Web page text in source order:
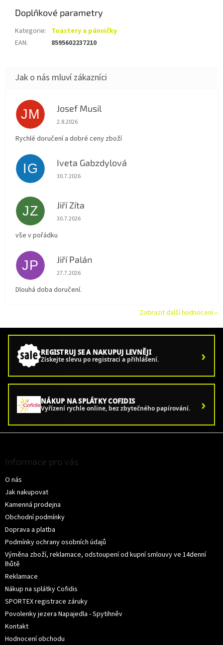
Doplňkové parametry
Kategorie: Toastery a pánvičky
EAN: 8595602237210
JM Josef Musil
Hodnocení obchodu je 5 z 5 hvězdiček.
2.8.2026
Rychlé doručení a dobré ceny zboží
IG Iveta Gabzdylová
Hodnocení obchodu je 5 z 5 hvězdiček.
30.7.2026
JZ Jiří Zíta
Hodnocení obchodu je 5 z 5 hvězdiček.
30.7.2026
vše v pořádku
JP Jiří Palán
Hodnocení obchodu je 5 z 5 hvězdiček.
27.7.2026
Dlouhá doba doručení.
Zobrazit další hodnocení
REGISTRUJ SE A NAKUPUJ LEVNĚJI
Získejte slevu po registraci a přihlášení. ›
NÁKUP NA SPLÁTKY COFIDIS
Vyřízení rychle online, bez zbytečného papírování. ›
Informace pro vás
O nás
Jak nakupovat
Kamenná prodejna
Obchodní podmínky
Doprava a platba
Podmínky ochrany osobních údajů
Výměna zboží, reklamace, odstoupení od kupní smlouvy ve 14denní
lhůtě
Reklamace
Nákup na splátky Cofidis
SPORTEX registrace záruky
Povolenky jezera Napajedla - Spytihněv
Kontakt
Hodnocení obchodu